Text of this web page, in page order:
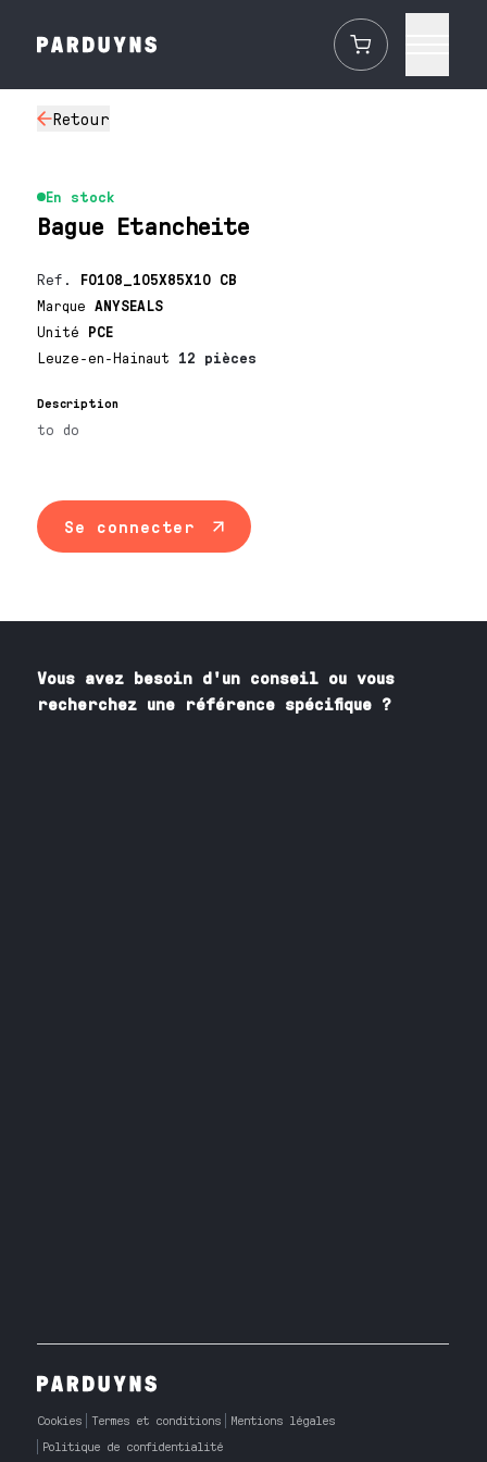
Retour
En stock
Bague Etancheite
Ref. F0108_105X85X10 CB
MarqueANYSEALS
Unité PCE
Leuze-en-Hainaut 12 pièces
Description
to do
Se connecter
Vous avez besoin d'un conseil ou vous
recherchez une référence spécifique ?
Cookies Termes et conditions
Mentions légales
Politique de confidentialité